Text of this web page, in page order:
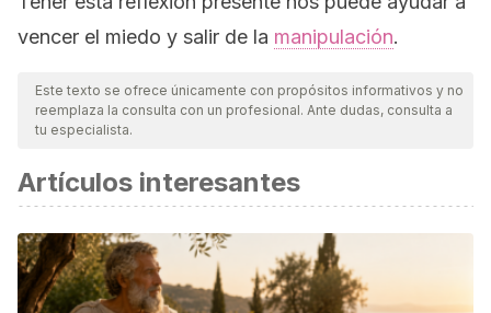
vencer el miedo y salir de la manipulación.
Este texto se ofrece únicamente con propósitos informativos y no
reemplaza la consulta con un profesional. Ante dudas, consulta a
tu especialista.
Artículos interesantes